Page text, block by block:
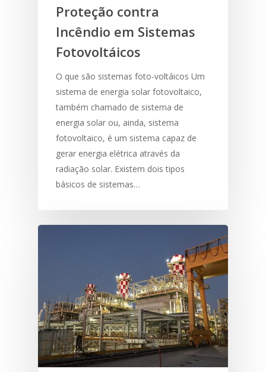
Proteção contra
Incêndio em Sistemas
Fotovoltáicos
O que são sistemas foto-voltáicos Um
sistema de energia solar fotovoltaico,
também chamado de sistema de
energia solar ou, ainda, sistema
fotovoltaico, é um sistema capaz de
gerar energia elétrica através da
radiação solar. Existem dois tipos
básicos de sistemas…